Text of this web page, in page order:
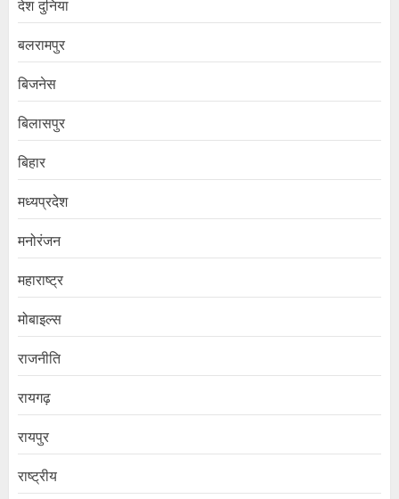
देश दुनिया
बलरामपुर
बिजनेस
बिलासपुर
बिहार
मध्यप्रदेश
मनोरंजन
महाराष्ट्र
मोबाइल्स
राजनीति
रायगढ़
रायपुर
राष्ट्रीय